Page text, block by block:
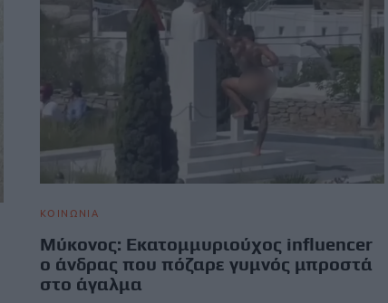
ΚΟΙΝΩΝΙΑ
Μύκονος: Εκατομμυριούχος influencer
ο άνδρας που πόζαρε γυμνός μπροστά
στο άγαλμα